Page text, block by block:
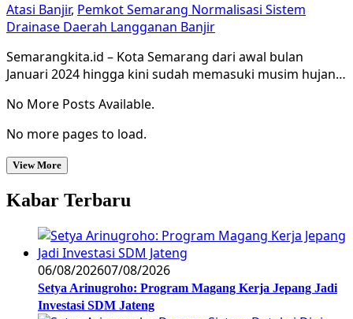
Atasi Banjir, Pemkot Semarang Normalisasi Sistem
Drainase Daerah Langganan Banjir
Semarangkita.id – Kota Semarang dari awal bulan
Januari 2024 hingga kini sudah memasuki musim hujan…
No More Posts Available.
No more pages to load.
View More
Kabar Terbaru
06/08/202607/08/2026
Setya Arinugroho: Program Magang Kerja Jepang Jadi
Investasi SDM Jateng